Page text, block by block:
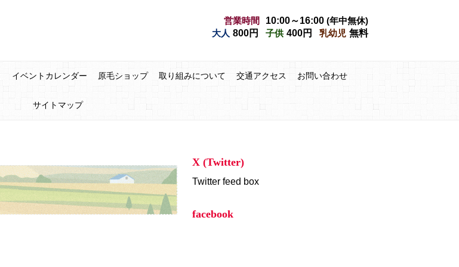
営業時間 10:00～16:00 (年中無休)
大人 800円 子供 400円 乳幼児 無料
イベントカレンダー 原毛ショップ 取り組みについて 交通アクセス お問い合わせ
サイトマップ
X (Twitter)
Twitter feed box
facebook